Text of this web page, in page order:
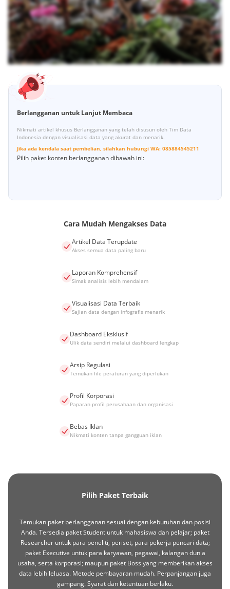
Berlangganan untuk Lanjut Membaca
Nikmati artikel khusus Berlangganan yang telah disusun oleh Tim Data
Indonesia dengan visualisasi data yang akurat dan menarik.
Jika ada kendala saat pembelian, silahkan hubungi WA: 085884545211
Pilih paket konten berlangganan dibawah ini:
Cara Mudah Mengakses Data
Artikel Data Terupdate
Akses semua data paling baru
Laporan Komprehensif
Simak analisis lebih mendalam
Visualisasi Data Terbaik
Sajian data dengan infografis menarik
Dashboard Eksklusif
Ulik data sendiri melalui dashboard lengkap
Arsip Regulasi
Temukan file peraturan yang diperlukan
Profil Korporasi
Paparan profil perusahaan dan organisasi
Bebas Iklan
Nikmati konten tanpa gangguan iklan
Pilih Paket Terbaik
Temukan paket berlangganan sesuai dengan kebutuhan dan posisi
Anda. Tersedia paket Student untuk mahasiswa dan pelajar; paket
Researcher untuk para peneliti, periset, para pekerja pencari data;
paket Executive untuk para karyawan, pegawai, kalangan dunia
usaha, serta korporasi; maupun paket Boss yang memberikan akses
data lebih leluasa. Metode pembayaran mudah. Perpanjangan juga
gampang. Syarat dan ketentuan berlaku.